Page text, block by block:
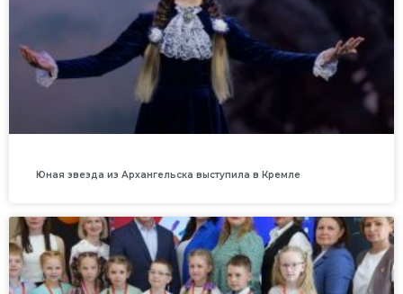
Юная звезда из Архангельска выступила в Кремле